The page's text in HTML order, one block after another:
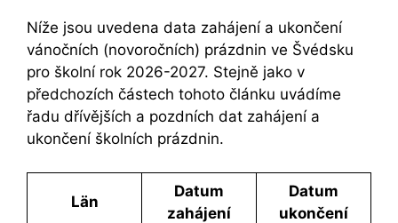
Níže jsou uvedena data zahájení a ukončení
vánočních (novoročních) prázdnin ve Švédsku
pro školní rok 2026-2027. Stejně jako v
předchozích částech tohoto článku uvádíme
řadu dřívějších a pozdních dat zahájení a
ukončení školních prázdnin.
Län
datum
zahájení
Datum
ukončení